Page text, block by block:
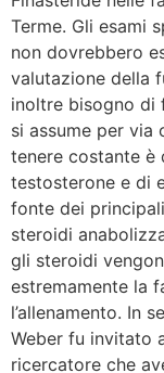
Terme. Gli esami
non dovrebbero
valutazione della
inoltre bisogno di
si assume per
tenere costante è
testosterone e di
fonte dei
steroidi
gli steroidi
estremamente la
l’allenamento. In
Weber fu invitato
ricercatore che